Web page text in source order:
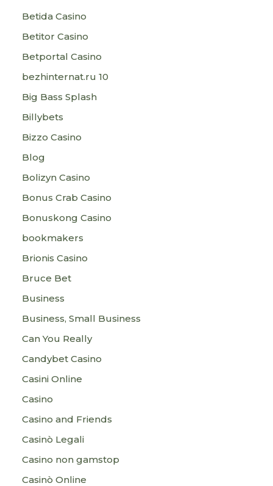
Betida Casino
Betitor Casino
Betportal Casino
bezhinternat.ru 10
Big Bass Splash
Billybets
Bizzo Casino
Blog
Bolizyn Casino
Bonus Crab Casino
Bonuskong Casino
bookmakers
Brionis Casino
Bruce Bet
Business
Business, Small Business
Can You Really
Candybet Casino
Casini Online
Casino
Casino and Friends
Casinò Legali
Casino non gamstop
Casinò Online